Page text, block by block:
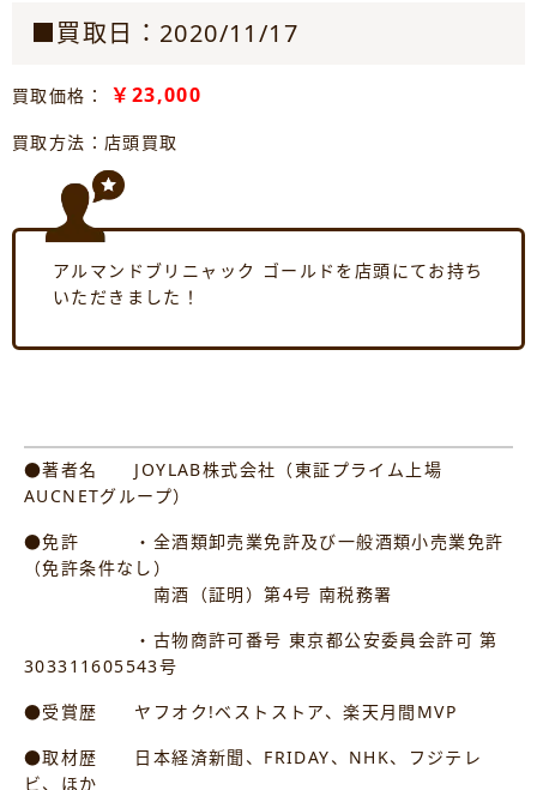
■買取日：2020/11/17
買取価格： ￥23,000
買取方法：店頭買取
アルマンドブリニャック ゴールドを店頭にてお持ち
いただきました！
●著者名 JOYLAB株式会社（東証プライム上場
AUCNETグループ）
●免許 ・全酒類卸売業免許及び一般酒類小売業免許
（免許条件なし）
南酒（証明）第4号 南税務署
・古物商許可番号 東京都公安委員会許可 第
303311605543号
●受賞歴 ヤフオク!ベストストア、楽天月間MVP
●取材歴 日本経済新聞、FRIDAY、NHK、フジテレ
ビ、ほか